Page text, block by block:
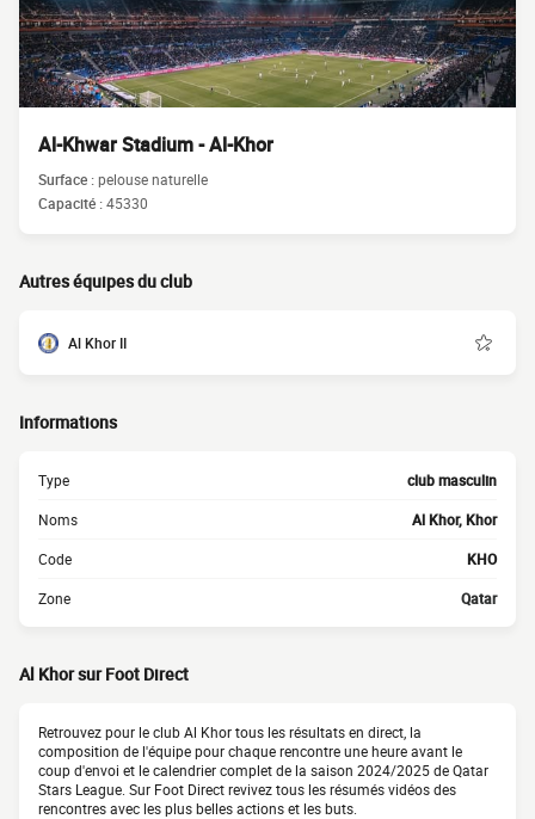
Al-Khwar Stadium - Al-Khor
Surface :pelouse naturelle
Capacité :45330
Autres équipes du club
Al Khor II
Informations
Type club masculin
Noms Al Khor, Khor
Code KHO
Zone Qatar
Al Khor sur Foot Direct
Retrouvez pour le club Al Khor tous les résultats en direct, la
composition de l'équipe pour chaque rencontre une heure avant le
coup d'envoi et le calendrier complet de la saison 2024/2025 de Qatar
Stars League. Sur Foot Direct revivez tous les résumés vidéos des
rencontres avec les plus belles actions et les buts.